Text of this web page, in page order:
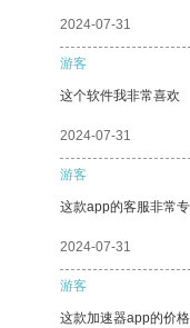
2024-07-31
游客
这个软件我非常喜欢
2024-07-31
游客
这款app的客服非常
2024-07-31
游客
这款加速器app的价